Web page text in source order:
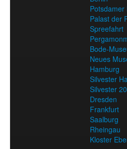
Potsdamer
Palast der
Spreefahrt
Bode-
Neues
Hamburg
Silvester
Silvester
Dresden
Frankfurt
Saalburg
Rheingau
Kloster